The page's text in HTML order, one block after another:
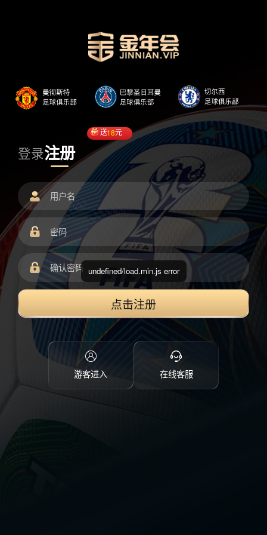
登录注册
送18元
点击注册
游客进入 在线客服
undefined/load.min.js error